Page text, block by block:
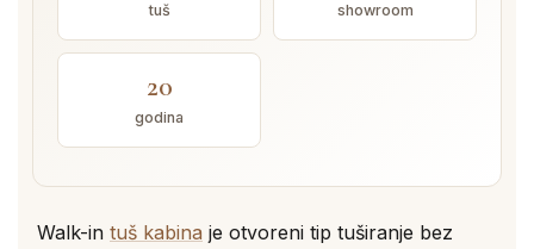
tuš showroom
20
godina
Walk-in tuš kabina je otvoreni tip tuširanje bez